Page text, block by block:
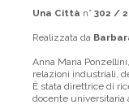
Una Città n° 302 /
Realizzata da
Anna Maria
relazioni industriali,
È stata direttrice di
docente universitaria